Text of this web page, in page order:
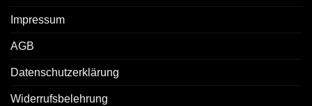
Impressum
AGB
Datenschutzerklärung
Widerrufsbelehrung